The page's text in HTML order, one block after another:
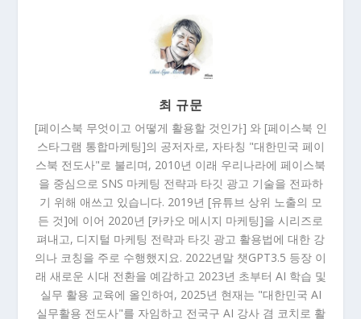
최 규문
[페이스북 무엇이고 어떻게 활용할 것인가] 와 [페이스북 인
스타그램 통합마케팅]의 공저자로, 자타칭 "대한민국 페이
스북 전도사"로 불리며, 2010년 이래 우리나라에 페이스북
을 중심으로 SNS 마케팅 전략과 타깃 광고 기술을 전파하
기 위해 애쓰고 있습니다. 2019년 [유튜브 상위 노출의 모
든 것]에 이어 2020년 [카카오 메시지 마케팅]을 시리즈로
펴내고, 디지털 마케팅 전략과 타깃 광고 활용법에 대한 강
의나 코칭을 주로 수행했지요. 2022년말 챗GPT3.5 등장 이
래 새로운 시대 전환을 예감하고 2023년 초부터 AI 학습 및
실무 활용 교육에 올인하여, 2025년 현재는 "대한민국 AI
실무활용 전도사"를 자임하고 전국구 AI 강사 겸 코치로 활